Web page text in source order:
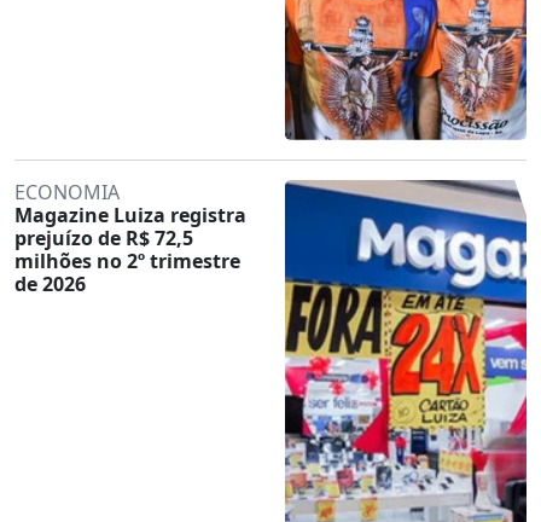
ECONOMIA
Magazine Luiza registra
prejuízo de R$ 72,5
milhões no 2º trimestre
de 2026